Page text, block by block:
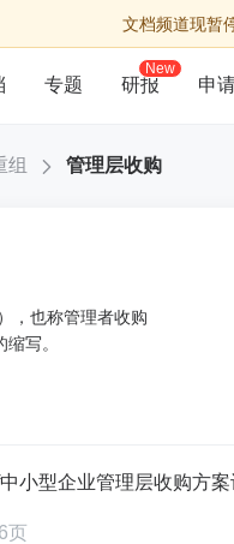
文档频道现暂
专题 研报
New
申
组 管理层收购
，也称管理者收购
写。
管理层收购方案设计与实施中的
6页